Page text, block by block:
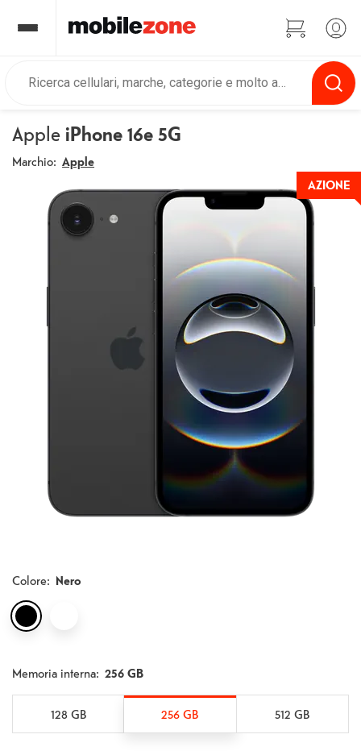
Apple iPhone 16e 5G
Marchio: Apple
AZIONE
Colore: Nero
Memoria interna: 256 GB
128 GB 256 GB 512 GB